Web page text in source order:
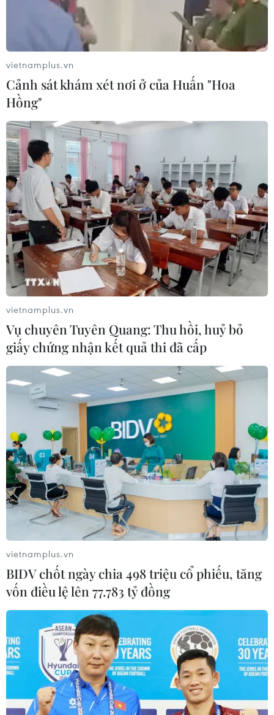
Thanh Hóa: Tạm giam tài xế xe khách gây
tai nạn khiến 2 người chết
07/06/2019 11:27
Công an tỉnh Thanh Hóa đã ra quyết định tạm giam tài
xế xe khách gây ra vụ tai nạn giao thông trên Quốc lộ
1A, đoạn qua huyện Tĩnh Gia khiến hai người chết và
hai người bị thương.
Xe đầu kéo nổ lốp đâm vào xe ôtô con
khiến 5 người tử vong tại chỗ
14/06/2019 07:20
Xe đầu kéo bị nổ lốp bánh trước bên phía tài xế nên tài
xế không làm chủ được tay lái, khiến xe chuyển hướng
lao sang đường ngược chiều thì đâm vào xe ôtô con.
vietnamplus.vn
Cảnh sát khám xét nơi ở của Huấn "Hoa
Hồng"
vietnamplus.vn
Vụ chuyên Tuyên Quang: Thu hồi, huỷ bỏ
giấy chứng nhận kết quả thi đã cấp
vietnamplus.vn
BIDV chốt ngày chia 498 triệu cổ phiếu, tăng
vốn điều lệ lên 77.783 tỷ đồng